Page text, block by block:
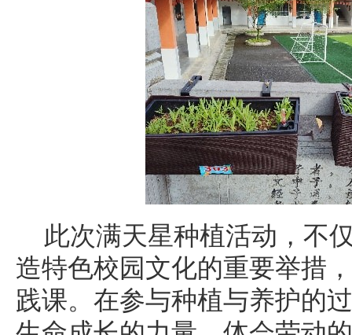
此次满天星种植活动，不
造特色校园文化的重要举措
践课。在参与种植与养护的